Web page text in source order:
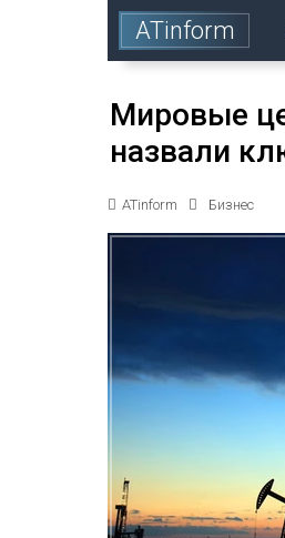
ATinform
Мировые
назвали
ATinform Бизнес